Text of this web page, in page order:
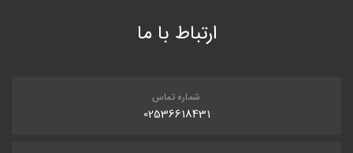
ارتباط با ما
شماره تماس
02536618431